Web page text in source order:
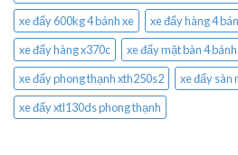
xe đẩy 600kg 4 bánh xe
xe đẩy hàng 4
xe đẩy hàng x370c
xe đẩy mặt bàn 4
xe đẩy phong thạnh xth250s2
xe đẩy sàn
xe đẩy xtl130ds phong thạnh